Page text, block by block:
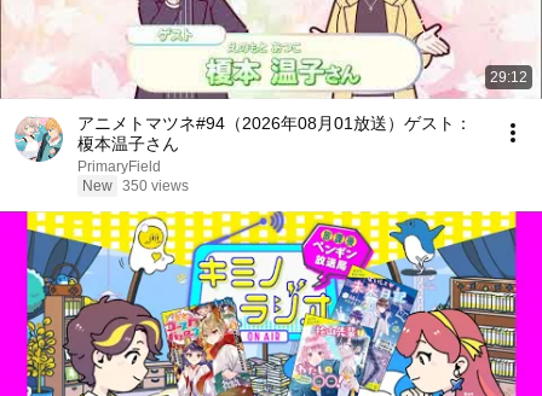
29:12
アニメトマツネ#94（2026年08月01放送）ゲスト：
榎本温子さん
PrimaryField
New 350 views